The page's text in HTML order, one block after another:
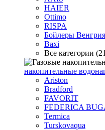
HAIER
Ottimo
RISPA
Бойлеры Венгрия
Baxi
Все категории
накопительные
Ariston
Bradford
FAVORIT
FEDERICA
Termica
Turskovaqua